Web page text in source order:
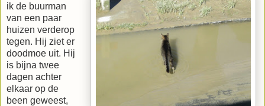
ik de buurman
van een paar
huizen verderop
tegen. Hij ziet er
doodmoe uit. Hij
is bijna twee
dagen achter
elkaar op de
been geweest,